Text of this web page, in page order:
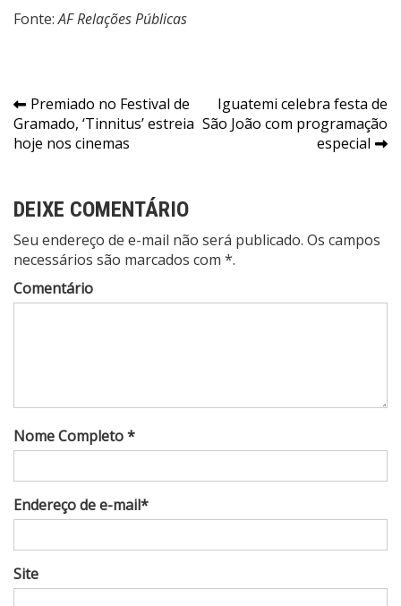
Fonte:AF Relações Públicas
Navegação
de
Premiado no Festival de
Gramado, ‘Tinnitus’ estreia
hoje nos cinemas
Iguatemi celebra festa de
São João com programação
especial
DEIXE COMENTÁRIO
Seu endereço de e-mail não será publicado. Os campos
necessários são marcados com *.
Comentário
Nome Completo *
Endereço de e-mail*
Site